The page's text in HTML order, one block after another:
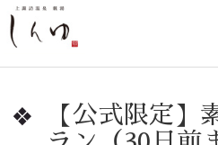
【公式限定】